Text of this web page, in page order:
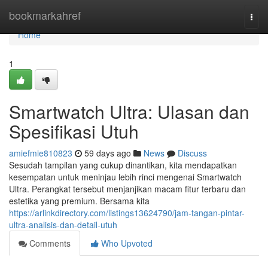
bookmarkahref
Home
Home
1
Smartwatch Ultra: Ulasan dan
Spesifikasi Utuh
amiefmie810823 59 days ago News
Discuss
Sesudah tampilan yang cukup dinantikan, kita mendapatkan
kesempatan untuk meninjau lebih rinci mengenai Smartwatch
Ultra. Perangkat tersebut menjanjikan macam fitur terbaru dan
estetika yang premium. Bersama kita
https://arlinkdirectory.com/listings13624790/jam-tangan-pintar-
ultra-analisis-dan-detail-utuh
Comments
Who Upvoted